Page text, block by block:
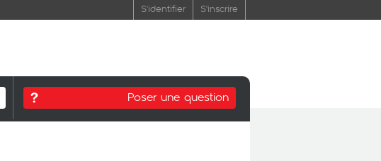
S'identifier S'inscrire
Poser une question